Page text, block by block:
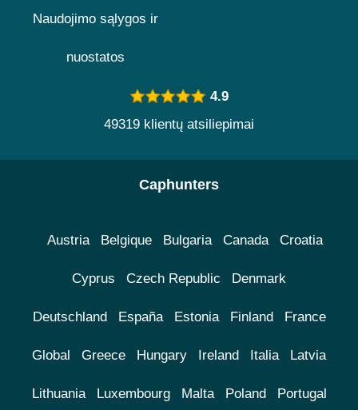
Naudojimo sąlygos ir
nuostatos
4.9
49319 klientų atsiliepimai
Caphunters
Austria Belgique Bulgaria Canada Croatia
Cyprus Czech Republic Denmark
Deutschland España Estonia Finland France
Global Greece Hungary Ireland Italia Latvia
Lithuania Luxembourg Malta Poland Portugal